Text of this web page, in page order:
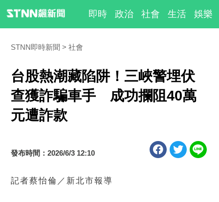
即時 政治 社會 生活 娛樂
STNN即時新聞 社會
台股熱潮藏陷阱！三峽警埋伏
查獲詐騙車手 成功攔阻40萬
元遭詐款
發布時間：2026/6/3 12:10
記者蔡怡倫／新北市報導